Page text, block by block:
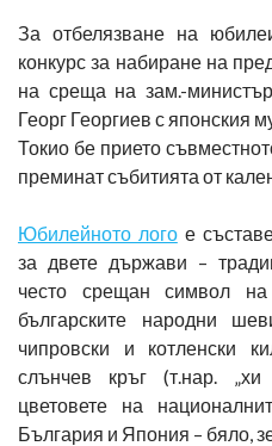
За отбелязване на
конкурс за набиране на
на среща на зам.-
Георг Георгиев с японския
Токио бе прието
преминат събитията от
Юбилейното логое
за двете държави –
често срещан символ
българските народни
чипровски и котленски
слънчев кръг (т.нар.
цветовете на
България и Япония – бяло,